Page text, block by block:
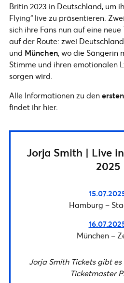
Britin 2023 in Deutschland, um
Flying“ live zu präsentieren.
sich ihre Fans nun auf eine
auf der Route: zwei
und München, wo die Sängerin
Stimme und ihren emotionalen
sorgen wird.
Alle Informationen zu den
findet ihr hier.
Jorja Smith | Live
2025
Hamburg –
München –
Jorja Smith Tickets gibt
Ticketmaster